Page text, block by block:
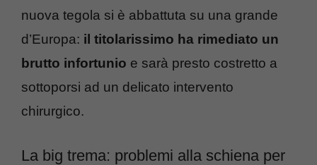
nuova tegola si è abbattuta su una grande
d’Europa: il titolarissimo ha rimediato un
brutto infortunio e sarà presto costretto a
sottoporsi ad un delicato intervento
chirurgico.
La big trema: problemi alla schiena per